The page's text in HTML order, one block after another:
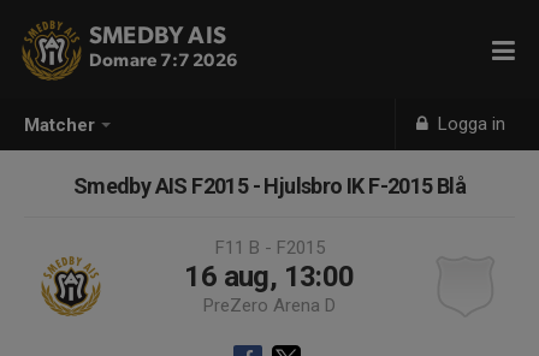
Matcher Logga in
SMEDBY AIS
Domare 7:7 2026
Smedby AIS F2015 - Hjulsbro IK F-2015 Blå
F11 B - F2015
16 aug, 13:00
PreZero Arena D